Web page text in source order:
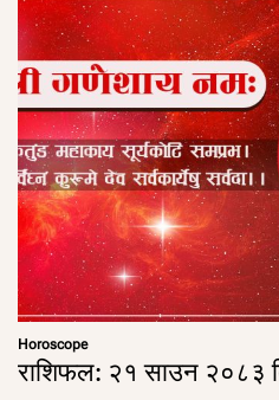
Horoscope
राशिफल: २१ साउन २०८३